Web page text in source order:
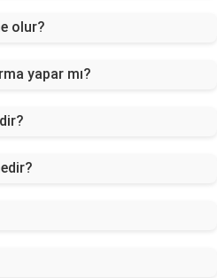
olur?
yapar mı?